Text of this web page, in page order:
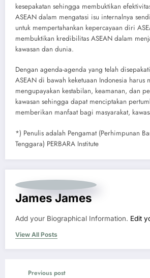
kesepakatan sehingga membuktikan
ASEAN dalam mengatasi isu internalnya
untuk mempertahankan kepercayaan diri
membuktikan kredibilitas ASEAN dalam
kawasan dan dunia.
Dengan agenda-agenda yang telah
ASEAN di bawah keketuaan Indonesia harus
mengupayakan kestabilan, keamanan, dan
kawasan sehingga dapat menciptakan
memberikan manfaat bagi masyarakat,
*) Penulis adalah Pengamat (Perhimpunan
Tenggara) PERBARA Institute
James James
Add your Biographical Information. Edit
View All Posts
Previous post